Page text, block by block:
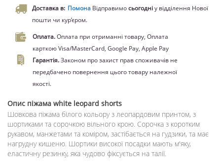
Доставка в: Помона Відправимосьогодніу відділення Нової
пошти чи кур’єром.
Оплата.Оплата при отриманні товару, Оплата
карткою Visa/MasterCard, Google Pay, Apple Pay
Гарантія.Законом про захист прав споживачів не
передбачено повернення цього товару належної
якості.
Опис піжама white leopard shorts
Шовкова піжама білого кольору з леопардовим принтом, з
шортиками та сорочкою вільного крою. Сорочка з коротким
рукавом, манжетами та коміром, застібається на гудзики, та має
нагрудну кишеню. Шортики високої посадки мають м'яку,
еластичну резинку, яка чудово фіксується на талії.